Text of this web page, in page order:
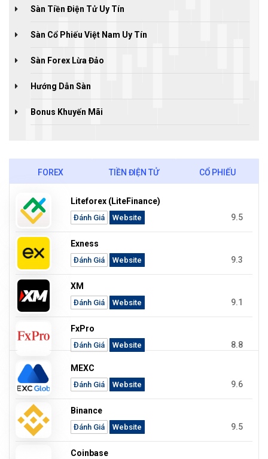
Sàn Tiền Điện Tử Uy Tín
Sàn Cổ Phiếu Việt Nam Uy Tín
Sàn Forex Lừa Đảo
Hướng Dẫn Sàn
Bonus Khuyến Mãi
FOREX TIỀN ĐIỆN TỬ CỔ PHIẾU
Liteforex (LiteFinance)
Đánh Giá Website 9.5
Exness
Đánh Giá Website 9.3
XM
Đánh Giá Website 9.1
FxPro
Đánh Giá Website 8.8
MEXC
Đánh Giá Website 9.6
Binance
Đánh Giá Website 9.5
Coinbase